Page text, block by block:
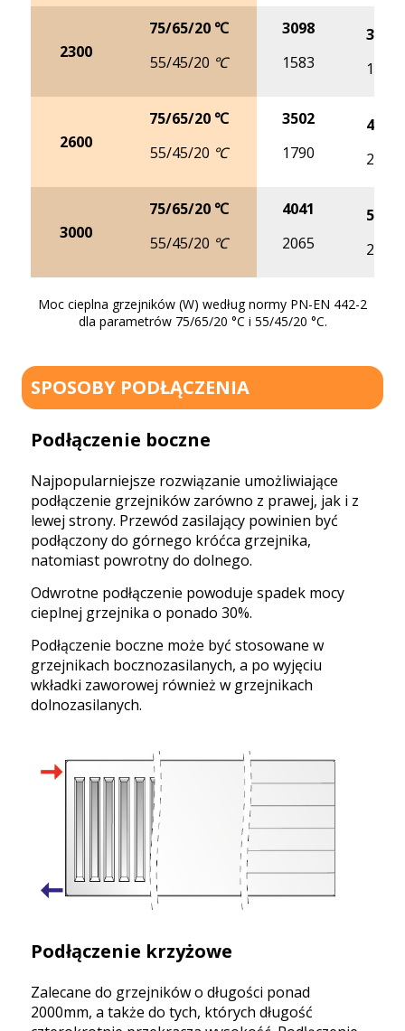
2300
75/65/20 ℃
55/45/20 ℃
3098
1583
3908
1985
2600
75/65/20 ℃
55/45/20 ℃
3502
1790
4417
2244
3000
75/65/20 ℃
55/45/20 ℃
4041
2065
5097
2590
Moc cieplna grzejników (W) według normy PN-EN 442-2
dla parametrów 75/65/20 °C i 55/45/20 °C.
SPOSOBY PODŁĄCZENIA
Podłączenie boczne
Najpopularniejsze rozwiązanie umożliwiające
podłączenie grzejników zarówno z prawej, jak i z
lewej strony. Przewód zasilający powinien być
podłączony do górnego króćca grzejnika,
natomiast powrotny do dolnego.
Odwrotne podłączenie powoduje spadek mocy
cieplnej grzejnika o ponado 30%.
Podłączenie boczne może być stosowane w
grzejnikach bocznozasilanych, a po wyjęciu
wkładki zaworowej również w grzejnikach
dolnozasilanych.
Podłączenie krzyżowe
Zalecane do grzejników o długości ponad
2000mm, a także do tych, których długość